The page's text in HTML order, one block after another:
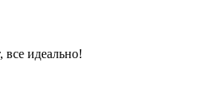
все идеально!